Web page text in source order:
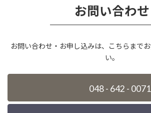
お問い合わせ
お問い合わせ・お申し込みは、こちらまで
い。
048 - 642 - 0071